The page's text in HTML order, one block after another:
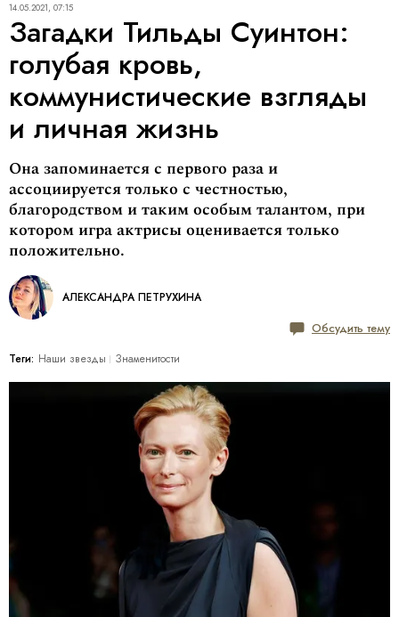
14.05.2021, 07:15
Загадки Тильды Суинтон:
голубая кровь,
коммунистические взгляды
и личная жизнь
Она запоминается с первого раза и
ассоциируется только с честностью,
благородством и таким особым талантом, при
котором игра актрисы оценивается только
положительно.
АЛЕКСАНДРА ПЕТРУХИНА
Обсудить тему
Теги: Наши звезды Знаменитости